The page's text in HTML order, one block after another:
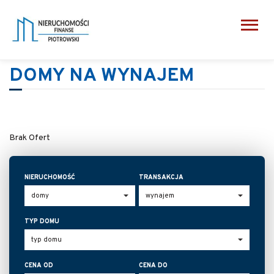
DOMY NA WYNAJEM
Brak Ofert
NIERUCHOMOŚĆ TRANSAKCJA
TYP DOMU
CENA OD CENA DO